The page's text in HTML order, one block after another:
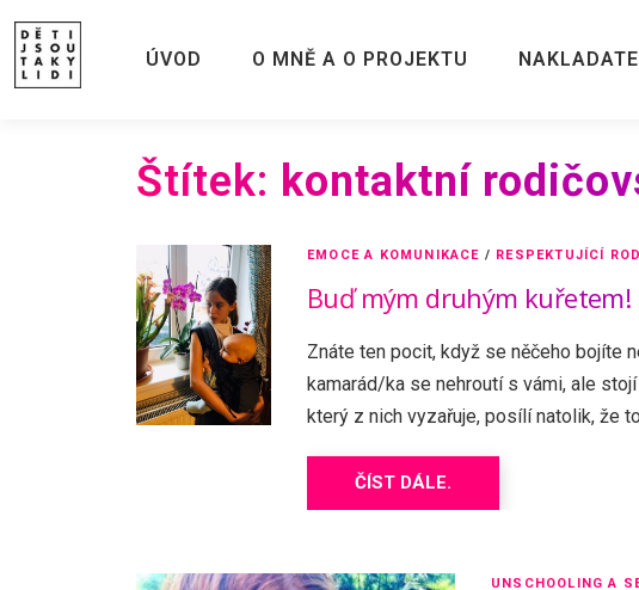
content
ÚVOD O MNĚ A O PROJEKTU
Štítek: kontaktní
EMOCE A KOMUNIKACE / RESPEKTUJÍCÍ
Buď mým druhým kuřetem!
Znáte ten pocit, když se něčeho bojíte
kamarád/ka se nehroutí s vámi, ale
který z nich vyzařuje, posílí natolik, že
ČÍST DÁLE.
UNSCHOOLING A